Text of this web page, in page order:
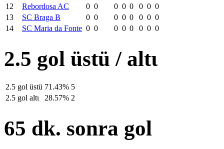
12
Rebordosa AC 0 0 0 0 0 0 0 0
13
SC Braga B 0 0 0 0 0 0 0 0
14
SC Maria da Fonte 0 0 0 0 0 0 0 0
2.5 gol üstü / altι
2.5 gol üstü 71.43% 5
2.5 gol altι
28.57% 2
65 dk. sonra gol